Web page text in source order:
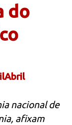
do
nacional de
afixam